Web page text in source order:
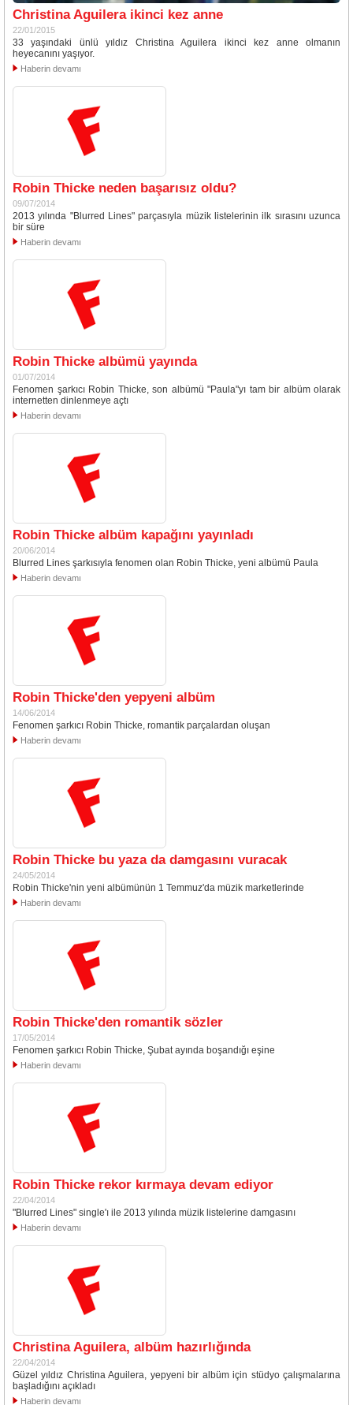
Christina Aguilera ikinci kez anne
22/01/2015
33 yaşındaki ünlü yıldız Christina Aguilera ikinci kez anne olmanın
heyecanını yaşıyor.
Haberin devamı
Robin Thicke neden başarısız oldu?
09/07/2014
2013 yılında "Blurred Lines" parçasıyla müzik listelerinin ilk sırasını uzunca
bir süre
Haberin devamı
Robin Thicke albümü yayında
01/07/2014
Fenomen şarkıcı Robin Thicke, son albümü "Paula"yı tam bir albüm olarak
internetten dinlenmeye açtı
Haberin devamı
Robin Thicke albüm kapağını yayınladı
20/06/2014
Blurred Lines şarkısıyla fenomen olan Robin Thicke, yeni albümü Paula
Haberin devamı
Robin Thicke'den yepyeni albüm
14/06/2014
Fenomen şarkıcı Robin Thicke, romantik parçalardan oluşan
Haberin devamı
Robin Thicke bu yaza da damgasını vuracak
24/05/2014
Robin Thicke'nin yeni albümünün 1 Temmuz'da müzik marketlerinde
Haberin devamı
Robin Thicke'den romantik sözler
17/05/2014
Fenomen şarkıcı Robin Thicke, Şubat ayında boşandığı eşine
Haberin devamı
Robin Thicke rekor kırmaya devam ediyor
22/04/2014
"Blurred Lines" single'ı ile 2013 yılında müzik listelerine damgasını
Haberin devamı
Christina Aguilera, albüm hazırlığında
22/04/2014
Güzel yıldız Christina Aguilera, yepyeni bir albüm için stüdyo çalışmalarına
başladığını açıkladı
Haberin devamı